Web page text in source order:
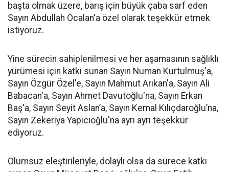
başta olmak üzere, barış için büyük çaba sarf eden
Sayın Abdullah Öcalan'a özel olarak teşekkür etmek
istiyoruz.
Yine sürecin sahiplenilmesi ve her aşamasının sağlıklı
yürümesi için katkı sunan Sayın Numan Kurtulmuş'a,
Sayın Özgür Özel'e, Sayın Mahmut Arıkan'a, Sayın Ali
Babacan'a, Sayın Ahmet Davutoğlu'na, Sayın Erkan
Baş'a, Sayın Seyit Aslan’a, Sayın Kemal Kılıçdaroğlu’na,
Sayın Zekeriya Yapıcıoğlu'na ayrı ayrı teşekkür
ediyoruz.
Olumsuz eleştirileriyle, dolaylı olsa da sürece katkı